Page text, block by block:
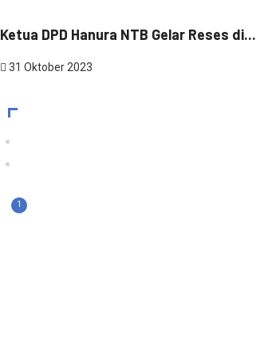
Ketua DPD Hanura NTB Gelar Reses di...
31 Oktober 2023
1